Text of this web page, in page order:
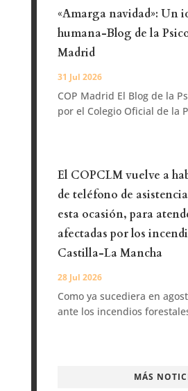
«Amarga navidad»: Un
humana-Blog de la
Madrid
31 Jul 2026
COP Madrid El Blog de la
por el Colegio Oficial de la
El COPCLM vuelve a
de teléfono de
esta ocasión, para
afectadas por los
Castilla-La Mancha
28 Jul 2026
Como ya sucediera en
ante los incendios
MÁS